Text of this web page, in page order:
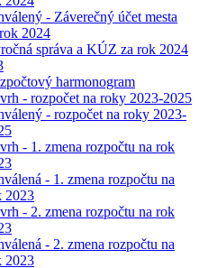
- Záverečný účet mesta
2024
správa a KÚZ za rok 2024
harmonogram
- rozpočet na roky 2023-2025
- rozpočet na roky 2023-
- 1. zmena rozpočtu na rok
- 1. zmena rozpočtu na
2023
- 2. zmena rozpočtu na rok
- 2. zmena rozpočtu na
2023